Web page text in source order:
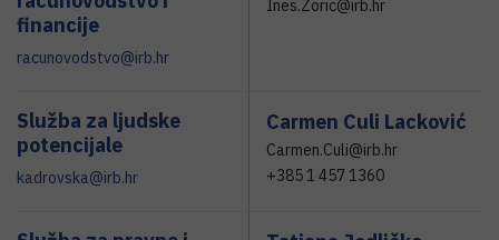
financije
racunovodstvo@irb.hr
Ines.Zoric@irb.hr
Služba za ljudske
potencijale
kadrovska@irb.hr
Carmen Culi Lacković
Carmen.Culi@irb.hr
+385 1 457 1360